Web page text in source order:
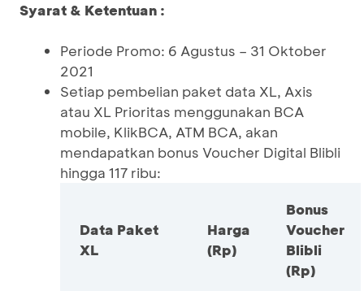
Syarat & Ketentuan :
Periode Promo: 6 Agustus – 31 Oktober
2021
Setiap pembelian paket data XL, Axis
atau XL Prioritas menggunakan BCA
mobile, KlikBCA, ATM BCA, akan
mendapatkan bonus Voucher Digital Blibli
hingga 117 ribu:
Data Paket
XL
Harga
(Rp)
Bonus
Voucher
Blibli
(Rp)